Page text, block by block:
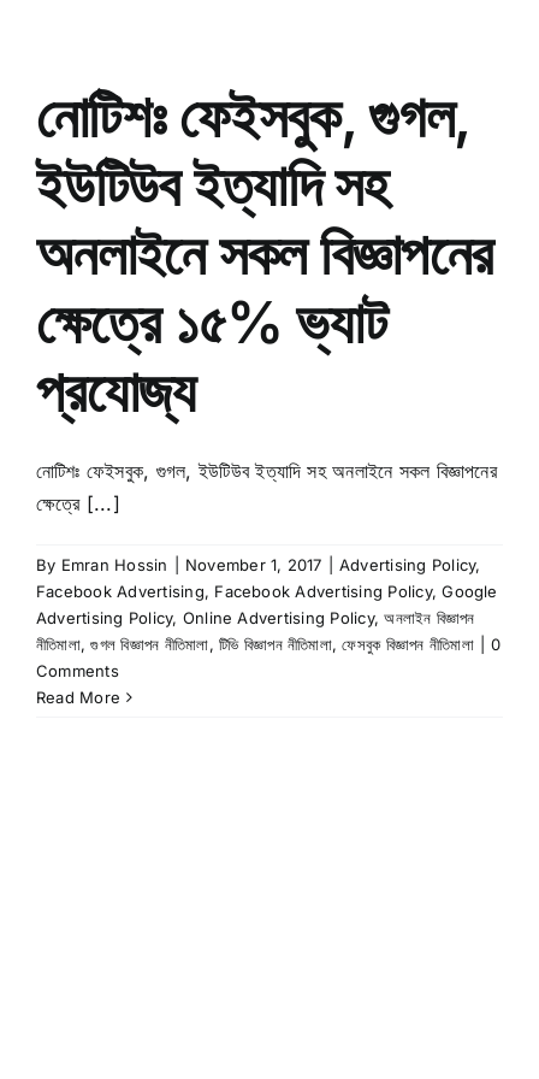
নোটিশঃ ফেইসবুক, গুগল,
ইউটিউব ইত্যাদি সহ
অনলাইনে সকল বিজ্ঞাপনের
ক্ষেত্রে ১৫% ভ্যাট
প্রযোজ্য
নোটিশঃ ফেইসবুক, গুগল, ইউটিউব ইত্যাদি সহ অনলাইনে সকল বিজ্ঞাপনের
ক্ষেত্রে [...]
By Emran Hossin November 1, 2017 Advertising Policy,
Facebook Advertising, Facebook Advertising Policy,Google
Advertising Policy, Online Advertising Policy,অনলাইন বিজ্ঞাপন
নীতিমালা,গুগল বিজ্ঞাপন নীতিমালা,টিভি বিজ্ঞাপন নীতিমালা,ফেসবুক বিজ্ঞাপন নীতিমালা
0
Comments
Read More